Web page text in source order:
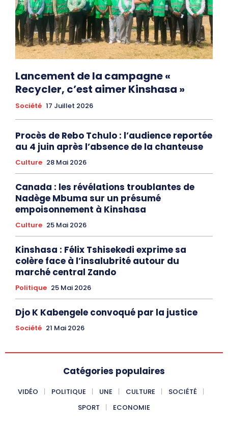
Lancement de la campagne «
Recycler, c’est aimer Kinshasa »
Société 17 Juillet 2026
Procès de Rebo Tchulo : l’audience reportée
au 4 juin après l’absence de la chanteuse
Culture 28 Mai 2026
Canada : les révélations troublantes de
Nadège Mbuma sur un présumé
empoisonnement à Kinshasa
Culture 25 Mai 2026
Kinshasa : Félix Tshisekedi exprime sa
colère face à l’insalubrité autour du
marché central Zando
Politique 25 Mai 2026
Djo K Kabengele convoqué par la justice
Société 21 Mai 2026
Catégories populaires
VIDÉO POLITIQUE UNE CULTURE
SOCIÉTÉ
SPORT
ECONOMIE